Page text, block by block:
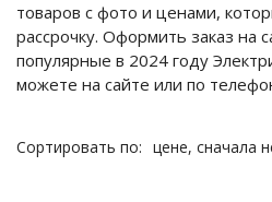
товаров с фото и ценами,
рассрочку. Оформить заказ на
популярные в 2024 году
можете на сайте или по
Сортировать по: цене, сначала